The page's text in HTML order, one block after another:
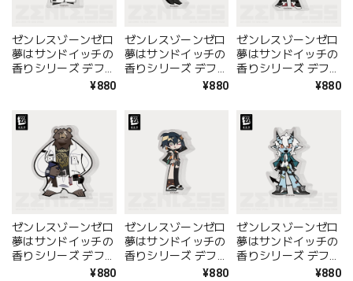
ゼンレスゾーンゼロ
夢はサンドイッチの
香りシリーズ デフォ
ルメキャラアクリル
¥880
ゼンレスゾーンゼロ
夢はサンドイッチの
香りシリーズ デフォ
ルメキャラアクリル
¥880
ゼンレスゾーンゼロ
夢はサンドイッチの
香りシリーズ デフォ
ルメキャラアクリル
¥880
ゼンレスゾーンゼロ
夢はサンドイッチの
香りシリーズ デフォ
ルメキャラアクリル
¥880
ゼンレスゾーンゼロ
夢はサンドイッチの
香りシリーズ デフォ
ルメキャラアクリル
¥880
ゼンレスゾーンゼロ
夢はサンドイッチの
香りシリーズ デフォ
ルメキャラアクリル
¥880